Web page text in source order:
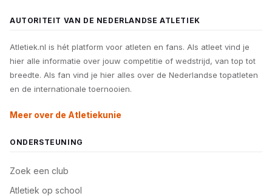
AUTORITEIT VAN DE NEDERLANDSE ATLETIEK
Atletiek.nl is hét platform voor atleten en fans. Als atleet vind je
hier alle informatie over jouw competitie of wedstrijd, van top tot
breedte. Als fan vind je hier alles over de Nederlandse topatleten
en de internationale toernooien.
Meer over de Atletiekunie
ONDERSTEUNING
Zoek een club
Atletiek op school